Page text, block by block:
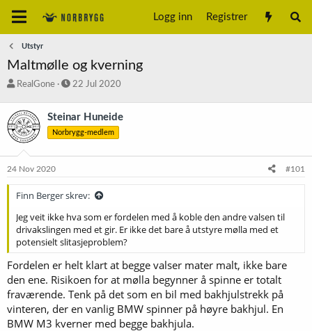
Logg inn Registrer
Utstyr
Maltmølle og kverning
T
å
d
s
a
r
t
e
RealGone
S
r
t
a
o
22 Jul 2020
Steinar Huneide
Norbrygg-medlem
24 Nov 2020 #101
Finn Berger skrev:
Jeg veit ikke hva som er fordelen med å koble den andre valsen til
drivakslingen med et gir. Er ikke det bare å utstyre mølla med et
potensielt slitasjeproblem?
Fordelen er helt klart at begge valser mater malt, ikke bare
den ene. Risikoen for at mølla begynner å spinne er totalt
fraværende. Tenk på det som en bil med bakhjulstrekk på
vinteren, der en vanlig BMW spinner på høyre bakhjul. En
BMW M3 kverner med begge bakhjula.